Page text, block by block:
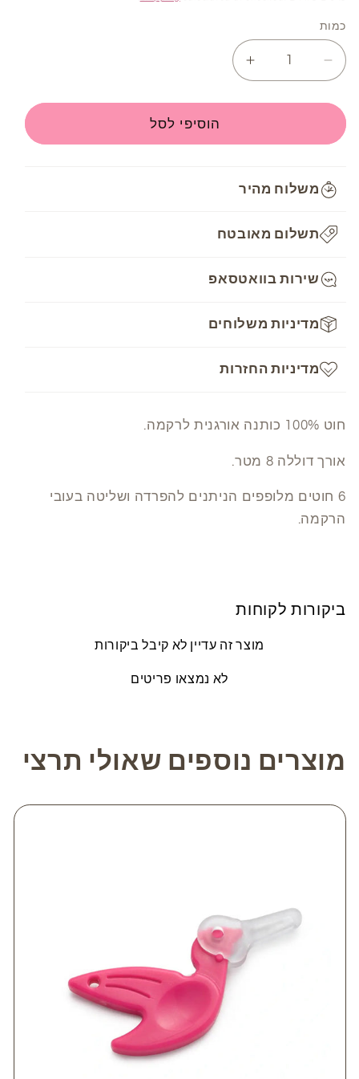
כמות
Decrease
quantity
for
רקמה
Mouline
-
Increase
quantity
for
רקמה
-
הוסיפי לסל
משלוח מהיר
תשלום מאובטח
שירות בוואטסאפ
מדיניות משלוחים
מדיניות החזרות
חוט 100% כותנה אורגנית לרקמה.
אורך דוללה 8 מטר.
6 חוטים מלופפים הניתנים להפרדה ושליטה בעובי
הרקמה.
ביקורות לקוחות
מוצר זה עדיין לא קיבל ביקורות
לא נמצאו פריטים
מוצרים נוספים שאולי תרצי